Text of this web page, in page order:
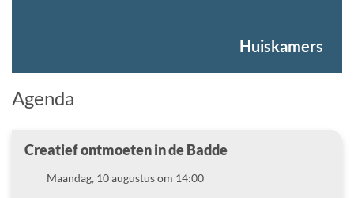
Huiskamers
Agenda
Creatief ontmoeten in de Badde
DatumMaandag, 10 augustus om 14:00